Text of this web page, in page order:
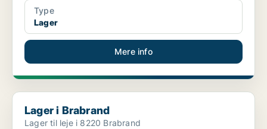
Type
Lager
Mere info
Lager i Brabrand
Lager i Brabrand
Lager til leje i 8220 Brabrand